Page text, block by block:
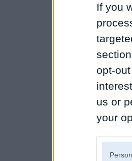
If you
opt-
us or
your